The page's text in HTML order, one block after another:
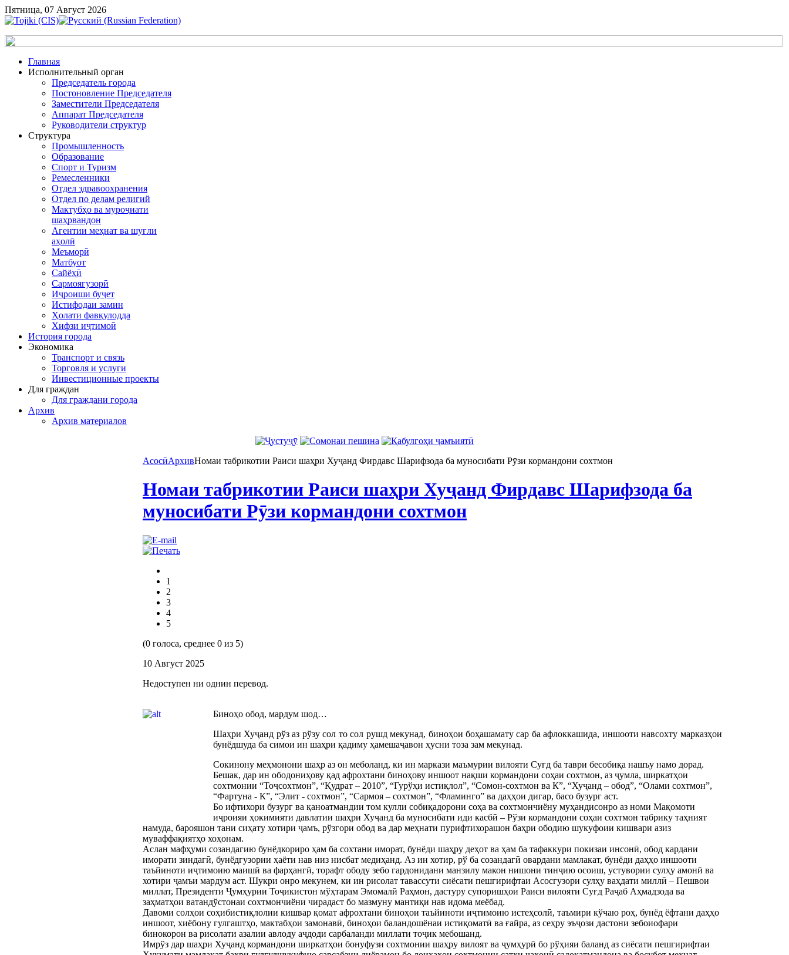
Пятница, 07 Август 2026
Главная
Исполнительный орган
Председатель города
Постоновление Председателя
Заместители Председателя
Аппарат Председателя
Руководители структур
Структура
Промышленность
Образование
Спорт и Туризм
Ремесленники
Отдел здравоохранения
Отдел по делам религий
Мактубҳо ва муроҷиати
шаҳрвандон
Агентии меҳнат ва шуғли
аҳолӣ
Меъморӣ
Матбуот
Сайёҳӣ
Сармоягузорӣ
Иҷроиши буҷет
Истифодаи замин
Ҳолати фавқулодда
Хифзи иҷтимоӣ
История города
Экономика
Транспорт и связь
Торговля и услуги
Инвестиционные проекты
Для граждан
Для граждани города
Архив
Архив материалов
АсосӣАрхивНомаи табрикотии Раиси шаҳри Хуҷанд Фирдавс Шарифзода ба муносибати Рӯзи кормандони сохтмон
Номаи табрикотии Раиси шаҳри Хуҷанд Фирдавс Шарифзода ба
муносибати Рӯзи кормандони сохтмон
1
2
3
4
5
(0 голоса, среднее 0 из 5)
10 Август 2025
Недоступен ни однин перевод.
Биноҳо обод, мардум шод…
Шаҳри Хуҷанд рўз аз рўзу сол то сол рушд мекунад, биноҳои боҳашамату сар ба афлоккашида, иншооти навсохту марказҳои
бунёдшуда ба симои ин шаҳри қадиму ҳамешаҷавон ҳусни тоза зам мекунад.
Сокинону меҳмонони шаҳр аз он меболанд, ки ин маркази маъмурии вилояти Суғд ба таври бесобиқа нашъу намо дорад.
Бешак, дар ин ободониҳову қад афрохтани биноҳову иншоот нақши кормандони соҳаи сохтмон, аз ҷумла, ширкатҳои
сохтмонии “Тоҷсохтмон”, “Қудрат – 2010”, “Гурўҳи истиқлол”, “Сомон-сохтмон ва К”, “Хуҷанд – обод”, “Олами сохтмон”,
“Фартуна - К”, “Элит - сохтмон”, “Сармоя – сохтмон”, “Фламинго” ва даҳҳои дигар, басо бузург аст.
Бо ифтихори бузург ва қаноатмандии том кулли собиқадорони соҳа ва сохтмончиёну муҳандисонро аз номи Мақомоти
иҷроияи ҳокимияти давлатии шаҳри Хуҷанд ба муносибати иди касбӣ – Рўзи кормандони соҳаи сохтмон табрику таҳният
намуда, барояшон тани сиҳату хотири ҷамъ, рўзгори обод ва дар меҳнати пурифтихорашон баҳри ободию шукуфоии кишвари азиз
муваффақиятҳо хоҳонам.
Аслан мафҳуми созандагию бунёдкориро ҳам ба сохтани иморат, бунёди шаҳру деҳот ва ҳам ба тафаккури покизаи инсонӣ, обод кардани
иморати зиндагӣ, бунёдгузории ҳаёти нав низ нисбат медиҳанд. Аз ин хотир, рў ба созандагӣ овардани мамлакат, бунёди даҳҳо иншооти
таъйиноти иҷтимоию маишӣ ва фарҳангӣ, торафт ободу зебо гардонидани манзилу макон нишони тинҷию осоиш, устувории сулҳу амонӣ ва
хотири ҷамъи мардум аст. Шукри онро мекунем, ки ин рисолат тавассути сиёсати пешгирифтаи Асосгузори сулҳу ваҳдати миллӣ – Пешвои
миллат, Президенти Ҷумҳурии Тоҷикистон мўҳтарам Эмомалӣ Раҳмон, дастуру супоришҳои Раиси вилояти Суғд Раҷаб Аҳмадзода ва
заҳматҳои ватандўстонаи сохтмончиёни чирадаст бо мазмуну мантиқи нав идома меёбад.
Давоми солҳои соҳибистиқлолии кишвар қомат афрохтани биноҳои таъйиноти иҷтимоию истеҳсолӣ, таъмири кўчаю роҳ, бунёд ёфтани даҳҳо
иншоот, хиёбону гулгаштҳо, мактабҳои замонавӣ, биноҳои баландошёнаи истиқоматӣ ва ғайра, аз сеҳру эъҷози дастони зебоиофари
бинокорон ва рисолати азалии авлоду аҷдоди сарбаланди миллати тоҷик мебошанд.
Имрўз дар шаҳри Хуҷанд кормандони ширкатҳои бонуфузи сохтмонии шаҳру вилоят ва ҷумҳурӣ бо рўҳияи баланд аз сиёсати пешгирифтаи